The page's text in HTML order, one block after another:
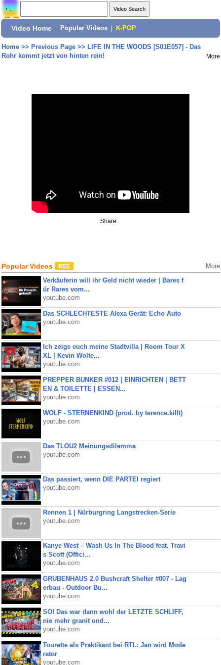
Video Home Popular Videos K-POP
Home>> Previous Page>> LIFE IN THE WOODS [S01E057] - Das
Rohr kommt jetzt von hinten rein!
More
Share:
Popular Videos More
Verkäuferin will ihr Geld nicht wieder | Bares f
ür Rares vom...
youtube.com
Das SCHLECHTESTE Alexa Gerät: Echo Auto
youtube.com
Ich zeige euch meine Stadtvilla | Room Tour X
XL | Kevin Wolte...
youtube.com
PREPPER BUNKER #012 | EINRICHTEN | BETT
EN & TOILETTE | ESSEN...
youtube.com
WOLF - STERNENKIND (prod. by terence.killt)
youtube.com
Das TLOU2 Meinungsdilemma
youtube.com
Das passiert, wenn DIE PARTEI regiert
youtube.com
Rennen 1 | Nürburgring Langstrecken-Serie
youtube.com
Kanye West – Wash Us In The Blood feat. Travi
s Scott (Offici...
youtube.com
GRUBENHAUS 2.0 Bushcraft Shelter #007 - Lag
erbau - Outdoor Bu...
youtube.com
SO! Das war dann wohl der LETZTE SCHLIFF,
nie mehr granit und...
youtube.com
Tourette als Praktikant bei RTL: Jan wird Mode
rator
youtube.com